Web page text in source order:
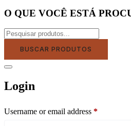
O QUE VOCÊ ESTÁ
BUSCAR PRODUTOS
Login
Username or email address *